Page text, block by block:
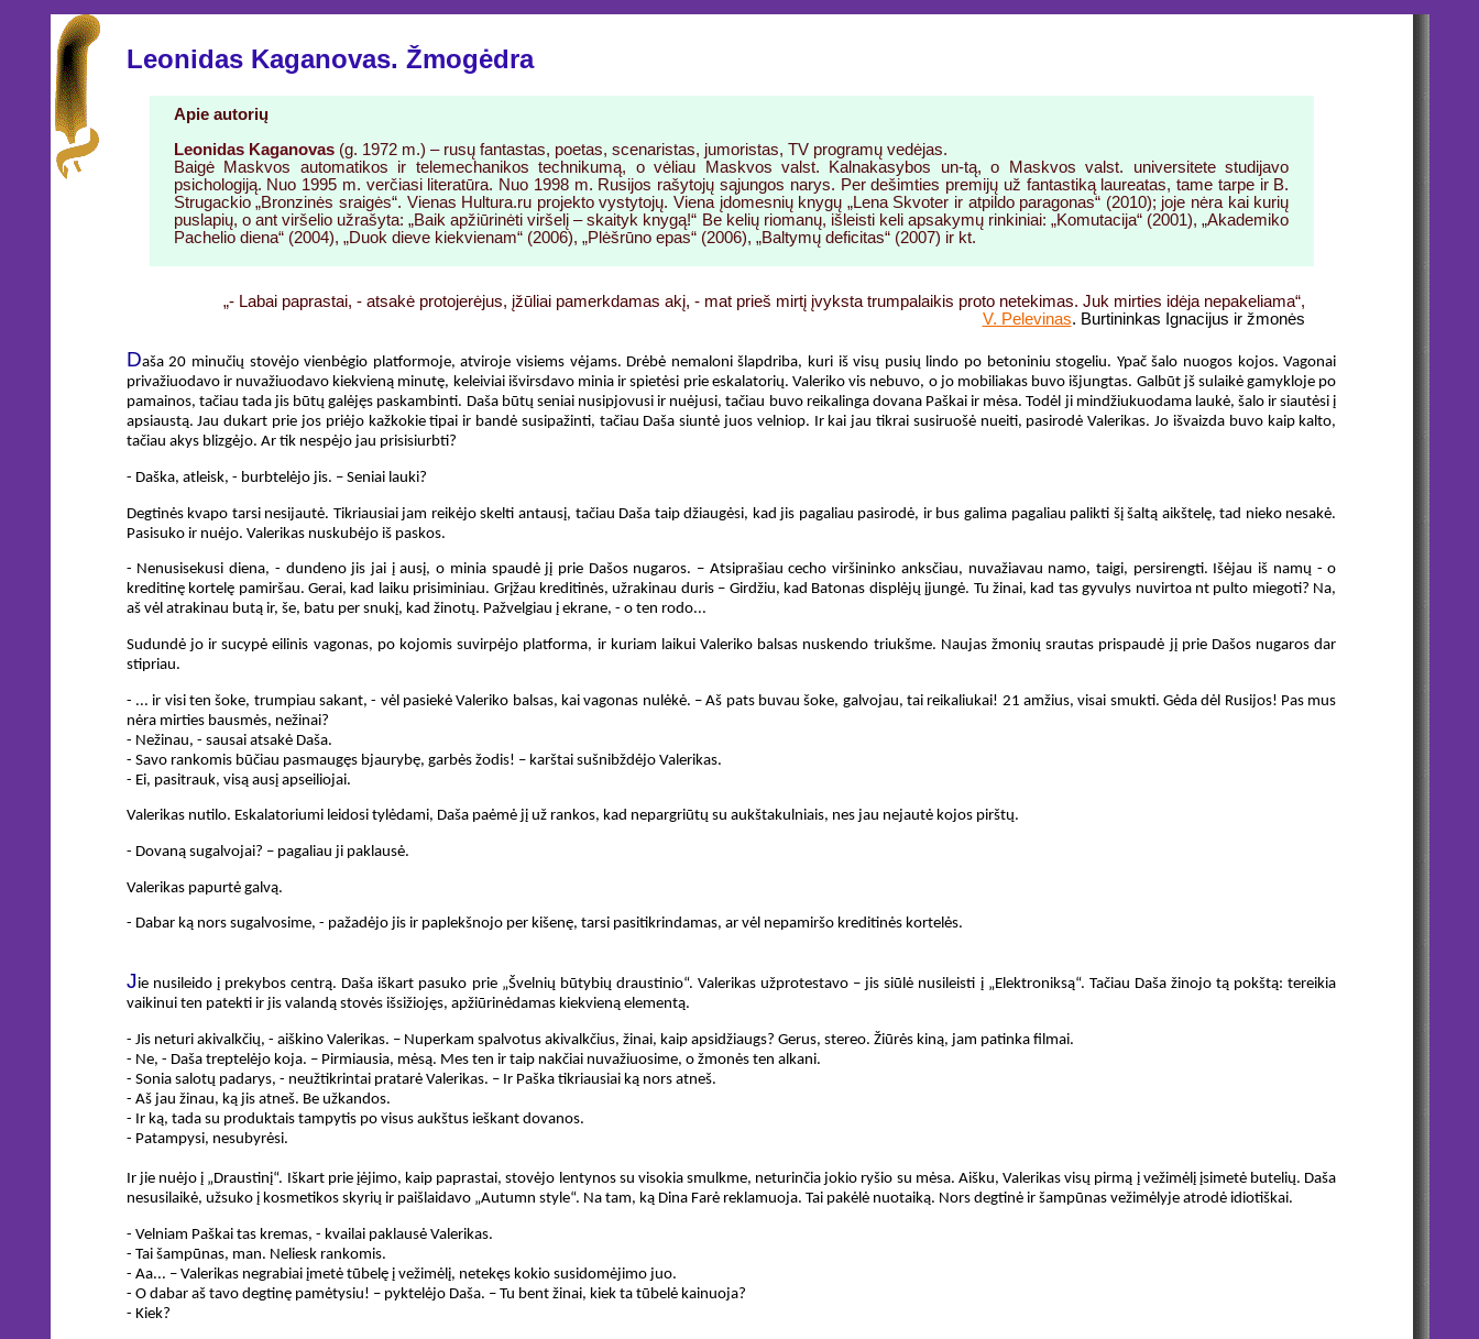
Leonidas Kaganovas. Žmogėdra
Apie autorių
Leonidas Kaganovas(g. 1972 m.) – rusų fantastas, poetas, scenaristas, jumoristas, TV programų vedėjas.
Baigė Maskvos automatikos ir telemechanikos technikumą, o vėliau Maskvos valst. Kalnakasybos un-tą, o Maskvos valst. universitete studijavo
psichologiją. Nuo 1995 m. verčiasi literatūra. Nuo 1998 m. Rusijos rašytojų sąjungos narys. Per dešimties premijų už fantastiką laureatas, tame tarpe ir B.
Strugackio „Bronzinės sraigės“. Vienas Hultura.ru projekto vystytojų. Viena įdomesnių knygų „Lena Skvoter ir atpildo paragonas“ (2010); joje nėra kai kurių
puslapių, o ant viršelio užrašyta: „Baik apžiūrinėti viršelį – skaityk knygą!“ Be kelių riomanų, išleisti keli apsakymų rinkiniai: „Komutacija“ (2001), „Akademiko
Pachelio diena“ (2004), „Duok dieve kiekvienam“ (2006), „Plėšrūno epas“ (2006), „Baltymų deficitas“ (2007) ir kt.
„- Labai paprastai, - atsakė protojerėjus, įžūliai pamerkdamas akį, - mat prieš mirtį įvyksta trumpalaikis proto netekimas. Juk mirties idėja nepakeliama“,
V. Pelevinas. Burtininkas Ignacijus ir žmonės
Daša 20 minučių stovėjo vienbėgio platformoje, atviroje visiems vėjams. Drėbė nemaloni šlapdriba, kuri iš visų pusių lindo po betoniniu stogeliu. Ypač šalo nuogos kojos. Vagonai
privažiuodavo ir nuvažiuodavo kiekvieną minutę, keleiviai išvirsdavo minia ir spietėsi prie eskalatorių. Valeriko vis nebuvo, o jo mobiliakas buvo išjungtas. Galbūt jš sulaikė gamykloje po
pamainos, tačiau tada jis būtų galėjęs paskambinti. Daša būtų seniai nusipjovusi ir nuėjusi, tačiau buvo reikalinga dovana Paškai ir mėsa. Todėl ji mindžiukuodama laukė, šalo ir siautėsi į
apsiaustą. Jau dukart prie jos priėjo kažkokie tipai ir bandė susipažinti, tačiau Daša siuntė juos velniop. Ir kai jau tikrai susiruošė nueiti, pasirodė Valerikas. Jo išvaizda buvo kaip kalto,
tačiau akys blizgėjo. Ar tik nespėjo jau prisisiurbti?
- Daška, atleisk, - burbtelėjo jis. – Seniai lauki?
Degtinės kvapo tarsi nesijautė. Tikriausiai jam reikėjo skelti antausį, tačiau Daša taip džiaugėsi, kad jis pagaliau pasirodė, ir bus galima pagaliau palikti šį šaltą aikštelę, tad nieko nesakė.
Pasisuko ir nuėjo. Valerikas nuskubėjo iš paskos.
- Nenusisekusi diena, - dundeno jis jai į ausį, o minia spaudė jį prie Dašos nugaros. – Atsiprašiau cecho viršininko anksčiau, nuvažiavau namo, taigi, persirengti. Išėjau iš namų - o
kreditinę kortelę pamiršau. Gerai, kad laiku prisiminiau. Grįžau kreditinės, užrakinau duris – Girdžiu, kad Batonas displėjų įjungė. Tu žinai, kad tas gyvulys nuvirtoa nt pulto miegoti? Na,
aš vėl atrakinau butą ir, še, batu per snukį, kad žinotų. Pažvelgiau į ekrane, - o ten rodo...
Sudundė jo ir sucypė eilinis vagonas, po kojomis suvirpėjo platforma, ir kuriam laikui Valeriko balsas nuskendo triukšme. Naujas žmonių srautas prispaudė jį prie Dašos nugaros dar
stipriau.
- ... ir visi ten šoke, trumpiau sakant, - vėl pasiekė Valeriko balsas, kai vagonas nulėkė. – Aš pats buvau šoke, galvojau, tai reikaliukai! 21 amžius, visai smukti. Gėda dėl Rusijos! Pas mus
nėra mirties bausmės, nežinai?
- Nežinau, - sausai atsakė Daša.
- Savo rankomis būčiau pasmaugęs bjaurybę, garbės žodis! – karštai sušnibždėjo Valerikas.
- Ei, pasitrauk, visą ausį apseiliojai.
Valerikas nutilo. Eskalatoriumi leidosi tylėdami, Daša paėmė jį už rankos, kad nepargriūtų su aukštakulniais, nes jau nejautė kojos pirštų.
- Dovaną sugalvojai? – pagaliau ji paklausė.
Valerikas papurtė galvą.
- Dabar ką nors sugalvosime, - pažadėjo jis ir paplekšnojo per kišenę, tarsi pasitikrindamas, ar vėl nepamiršo kreditinės kortelės.
Jie nusileido į prekybos centrą. Daša iškart pasuko prie „Švelnių būtybių draustinio“. Valerikas užprotestavo – jis siūlė nusileisti į „Elektroniksą“. Tačiau Daša žinojo tą pokštą: tereikia
vaikinui ten patekti ir jis valandą stovės išsižiojęs, apžiūrinėdamas kiekvieną elementą.
- Jis neturi akivalkčių, - aiškino Valerikas. – Nuperkam spalvotus akivalkčius, žinai, kaip apsidžiaugs? Gerus, stereo. Žiūrės kiną, jam patinka filmai.
- Ne, - Daša treptelėjo koja. – Pirmiausia, mėsą. Mes ten ir taip nakčiai nuvažiuosime, o žmonės ten alkani.
- Sonia salotų padarys, - neužtikrintai pratarė Valerikas. – Ir Paška tikriausiai ką nors atneš.
- Aš jau žinau, ką jis atneš. Be užkandos.
- Ir ką, tada su produktais tampytis po visus aukštus ieškant dovanos.
- Patampysi, nesubyrėsi.
Ir jie nuėjo į „Draustinį“. Iškart prie įėjimo, kaip paprastai, stovėjo lentynos su visokia smulkme, neturinčia jokio ryšio su mėsa. Aišku, Valerikas visų pirmą į vežimėlį įsimetė butelių. Daša
nesusilaikė, užsuko į kosmetikos skyrių ir paišlaidavo „Autumn style“. Na tam, ką Dina Farė reklamuoja. Tai pakėlė nuotaiką. Nors degtinė ir šampūnas vežimėlyje atrodė idiotiškai.
- Velniam Paškai tas kremas, - kvailai paklausė Valerikas.
- Tai šampūnas, man. Neliesk rankomis.
- Aa... – Valerikas negrabiai įmetė tūbelę į vežimėlį, netekęs kokio susidomėjimo juo.
- O dabar aš tavo degtinę pamėtysiu! – pyktelėjo Daša. – Tu bent žinai, kiek ta tūbelė kainuoja?
- Kiek?